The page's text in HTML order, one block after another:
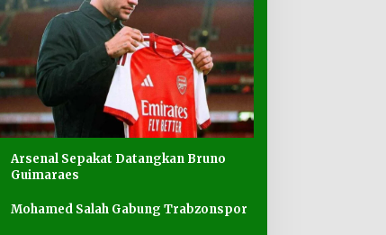
Arsenal Sepakat Datangkan Bruno
Guimaraes
Mohamed Salah Gabung Trabzonspor